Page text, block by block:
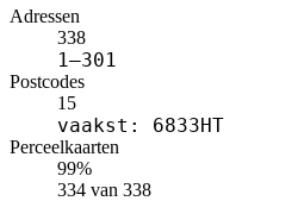
Adressen
338
1–301
Postcodes
15
vaakst: 6833HT
Perceelkaarten
99%
334 van 338